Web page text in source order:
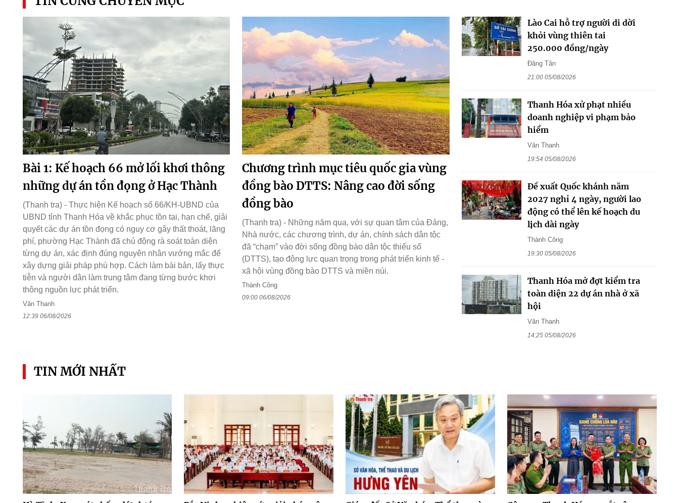
Bài 1: Kế hoạch 66 mở lối khơi thông
những dự án tồn đọng ở Hạc Thành
(Thanh tra) - Thực hiện Kế hoạch số 66/KH-UBND của
UBND tỉnh Thanh Hóa về khắc phục tồn tại, hạn chế, giải
quyết các dự án tồn đọng có nguy cơ gây thất thoát, lãng
phí, phường Hạc Thành đã chủ động rà soát toàn diện
từng dự án, xác định đúng nguyên nhân vướng mắc để
xây dựng giải pháp phù hợp. Cách làm bài bản, lấy thực
tiễn và người dân làm trung tâm đang từng bước khơi
thông nguồn lực phát triển.
Văn Thanh
12:39 06/08/2026
Chương trình mục tiêu quốc gia vùng
đồng bào DTTS: Nâng cao đời sống
đồng bào
(Thanh tra) - Những năm qua, với sự quan tâm của Đảng,
Nhà nước, các chương trình, dự án, chính sách dân tộc
đã “chạm” vào đời sống đồng bào dân tộc thiểu số
(DTTS), tạo động lực quan trọng trong phát triển kinh tế -
xã hội vùng đồng bào DTTS và miền núi.
Thành Công
09:00 06/08/2026
Lào Cai hỗ trợ người di dời
khỏi vùng thiên tai
250.000 đồng/ngày
Đăng Tân
21:00 05/08/2026
Thanh Hóa xử phạt nhiều
doanh nghiệp vi phạm bảo
hiểm
Văn Thanh
19:54 05/08/2026
Đề xuất Quốc khánh năm
2027 nghỉ 4 ngày, người lao
động có thể lên kế hoạch du
lịch dài ngày
Thành Công
19:30 05/08/2026
Thanh Hóa mở đợt kiểm tra
toàn diện 22 dự án nhà ở xã
hội
Văn Thanh
14:25 05/08/2026
TIN MỚI NHẤT